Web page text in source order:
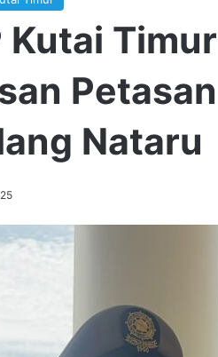
Kutai
Nataru